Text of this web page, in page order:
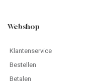
Webshop
Klantenservice
Bestellen
Betalen